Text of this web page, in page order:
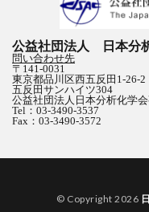
公益社団法人 日本分
問い合わせ先
〒141-0031
東京都品川区西五反田1-26-2
五反田サンハイツ304
公益社団法人日本分析化学
Tel：03-3490-3537
Fax：03-3490-3572
© Copyright 2026